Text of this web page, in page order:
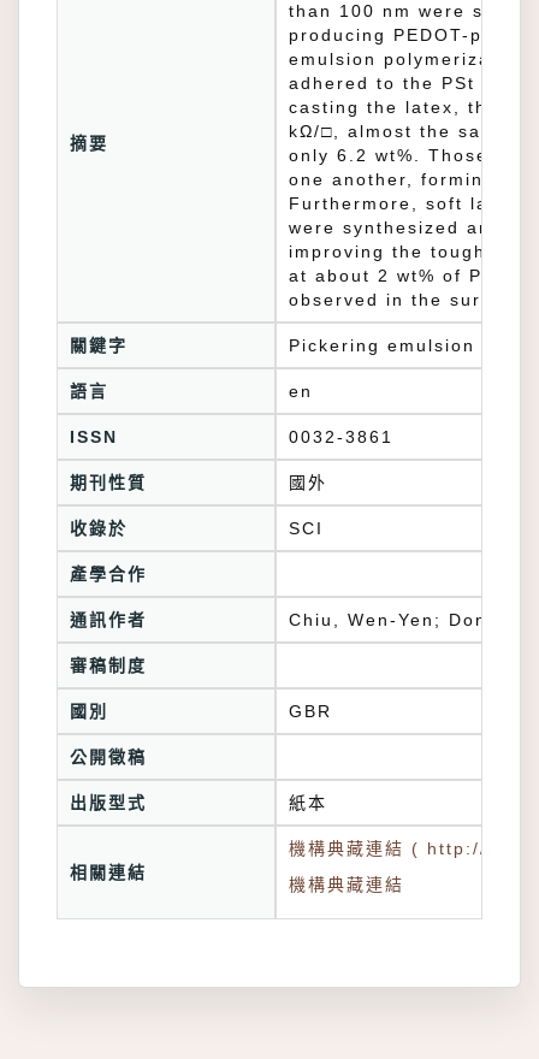
摘要
than 100 nm were
producing PEDOT-
emulsion
adhered to the PSt core
casting the latex, the
kΩ/□, almost the same
only 6.2 wt%. Those
one another, forming a
Furthermore, soft latex
were synthesized and
improving the
at about 2 wt% of
observed in the surface
關鍵字 Pickering emulsion
語言 en
ISSN 0032-3861
期刊性質 國外
收錄於 SCI
產學合作
通訊作者 Chiu, Wen-Yen; Don,
審稿制度
國別 GBR
公開徵稿
出版型式 紙本
相關連結
機構典藏連結 ( http://
機構典藏連結